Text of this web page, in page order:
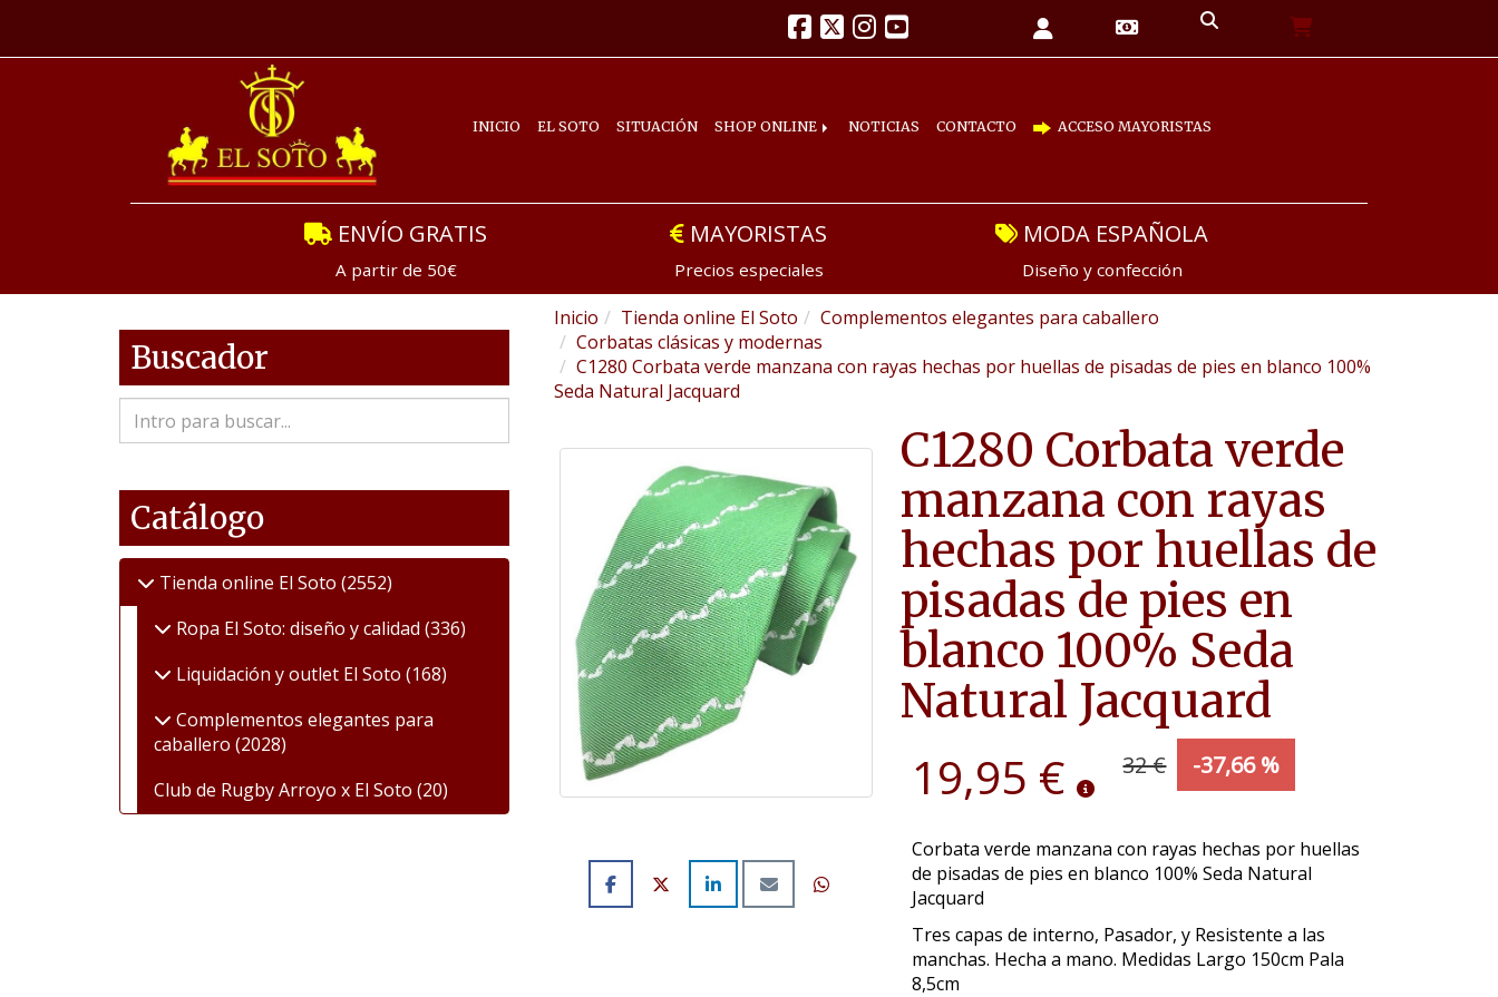
INICIO EL SOTO SITUACIÓN SHOP ONLINE NOTICIAS CONTACTO ACCESO MAYORISTAS
ENVÍO GRATIS
A partir de 50€
MAYORISTAS
Precios especiales
MODA ESPAÑOLA
Diseño y confección
Inicio Tienda online El Soto
Complementos elegantes para caballero
Corbatas clásicas y modernas
C1280 Corbata verde manzana con rayas hechas por huellas de pisadas de pies en blanco 100%
Seda Natural Jacquard
C1280 Corbata verde
manzana con rayas
hechas por huellas de
pisadas de pies en
blanco 100% Seda
Natural Jacquard
19,95 € 32 € -37,66 %
Corbata verde manzana con rayas hechas por huellas
de pisadas de pies en blanco 100% Seda Natural
Jacquard
Tres capas de interno, Pasador, y Resistente a las
manchas. Hecha a mano. Medidas Largo 150cm Pala
8,5cm
Buscador
Catálogo
Tienda online El Soto (2552)
Ropa El Soto: diseño y calidad (336)
Liquidación y outlet El Soto (168)
Complementos elegantes para
caballero (2028)
Club de Rugby Arroyo x El Soto (20)